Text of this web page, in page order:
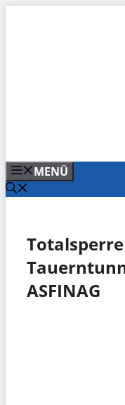
MENÜ
Totalsperre
ASFINAG